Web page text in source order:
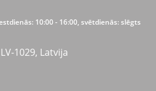
10:00 - 16:00, svētdienās: slēgts
1029, Latvija